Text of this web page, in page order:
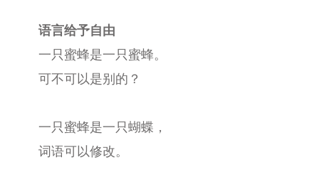
语言给予自由
一只蜜蜂是一只蜜蜂。
可不可以是别的？
一只蜜蜂是一只蝴蝶，
词语可以修改。